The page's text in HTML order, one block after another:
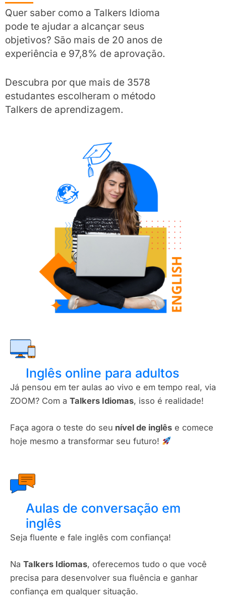
Quer saber como a Talkers Idioma
pode te ajudar a alcançar seus
objetivos? São mais de 20 anos de
experiência e 97,8% de aprovação.
Descubra por que mais de 3578
estudantes escolheram o método
Talkers de aprendizagem.
Inglês online para adultos
Já pensou em ter aulas ao vivo e em tempo real, via
ZOOM? Com a Talkers Idiomas, isso é realidade!
Faça agora o teste do seu nível de inglês e comece
hoje mesmo a transformar seu futuro!
Aulas de conversação em
inglês
Seja fluente e fale inglês com confiança!
Na Talkers Idiomas, oferecemos tudo o que você
precisa para desenvolver sua fluência e ganhar
confiança em qualquer situação.